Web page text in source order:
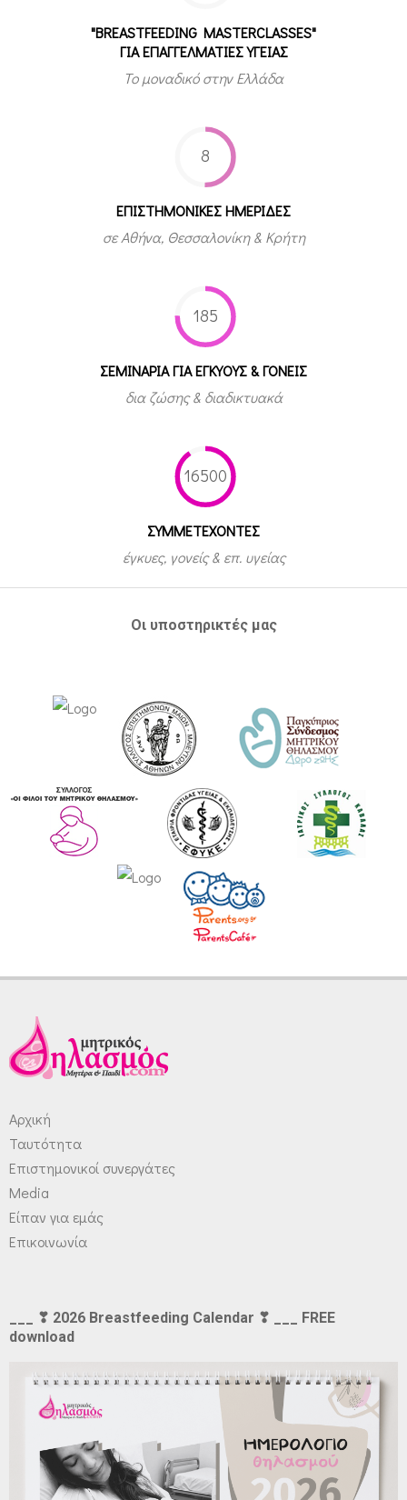
"BREASTFEEDING MASTERCLASSES"
ΓΙΑ ΕΠΑΓΓΕΛΜΑΤΙΕΣ ΥΓΕΙΑΣ
Το μοναδικό στην Ελλάδα
8
ΕΠΙΣΤΗΜΟΝΙΚΕΣ ΗΜΕΡΙΔΕΣ
σε Αθήνα, Θεσσαλονίκη & Κρήτη
185
ΣΕΜΙΝΑΡΙΑ ΓΙΑ ΕΓΚΥΟΥΣ & ΓΟΝΕΙΣ
δια ζώσης & διαδικτυακά
16500
ΣΥΜΜΕΤEΧΟΝΤΕΣ
έγκυες, γονείς & επ. υγείας
Οι υποστηρικτές μας
Αρχική
Ταυτότητα
Επιστημονικοί συνεργάτες
Media
Είπαν για εμάς
Επικοινωνία
___ ❣ 2026 Breastfeeding Calendar ❣ ___ FREE
download